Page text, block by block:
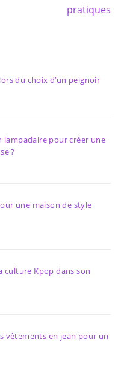
pratiques
du choix d’un peignoir
lampadaire pour créer une
?
une maison de style
culture Kpop dans son
vêtements en jean pour un